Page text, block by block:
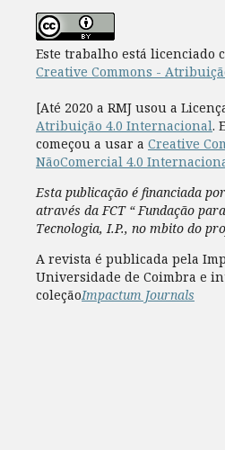
Este trabalho está licenciado
Creative Commons -
[Até 2020 a RMJ usou a
Atribuição 4.0 Internacional.
começou a usar a Creative
NãoComercial 4.0
Esta publicação é financiada
através da FCT “ Fundação
Tecnologia, I.P., no mbito do
A revista é publicada pela
Universidade de Coimbra e
coleçãoImpactum Journals